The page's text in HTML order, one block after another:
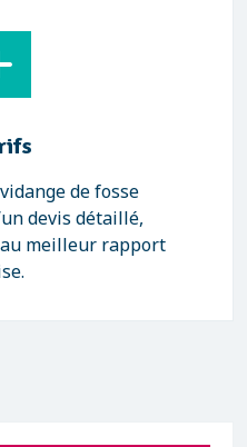
de fosse
devis détaillé,
meilleur rapport